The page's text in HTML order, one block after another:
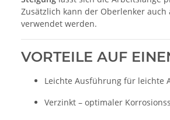
Zusätzlich kann der Oberlenker auch
verwendet werden.
VORTEILE AUF
Leichte Ausführung für leichte
Verzinkt – optimaler